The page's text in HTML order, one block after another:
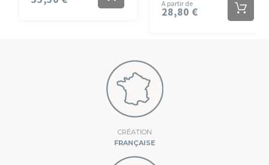
A partir de
28,80 €
BlancMarine
CRÉATION
FRANÇAISE